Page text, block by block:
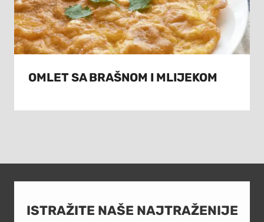
OMLET SA BRAŠNOM I MLIJEKOM
ISTRAŽITE NAŠE NAJTRAŽENIJE